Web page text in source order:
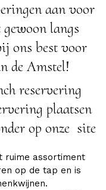
aan voor
langs
ons best voor
de Amstel!
reservering
plaatsen
op onze site
ruime assortiment
op de tap en is